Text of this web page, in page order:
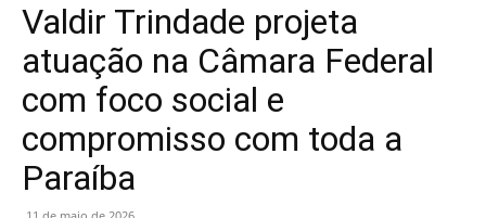
Valdir Trindade projeta
atuação na Câmara Federal
com foco social e
compromisso com toda a
Paraíba